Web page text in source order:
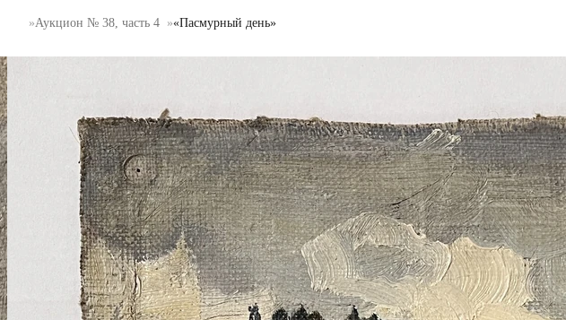
Аукцион № 38, часть 4 «Пасмурный день»